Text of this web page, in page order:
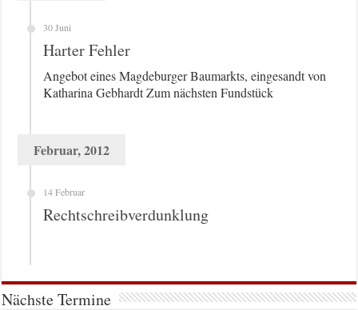
30 Juni
Harter Fehler
Angebot eines Magdeburger Baumarkts, eingesandt von
Katharina Gebhardt Zum nächsten Fundstück
Februar, 2012
14 Februar
Rechtschreibverdunklung
Nächste Termine